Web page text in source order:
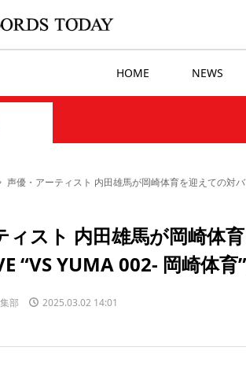
HOME NEWS
声優・アーティスト 内田雄馬が岡崎体育を迎えての対
ィスト 内田雄馬が岡崎体
“VS YUMA 002- 岡崎体育
部 2025.03.02 14:01